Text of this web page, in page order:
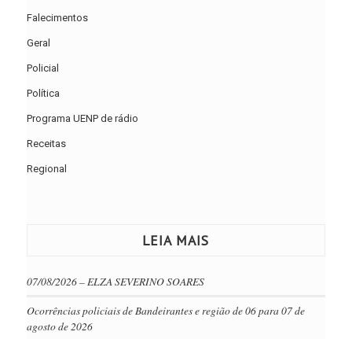
Falecimentos
Geral
Policial
Política
Programa UENP de rádio
Receitas
Regional
LEIA MAIS
07/08/2026 – ELZA SEVERINO SOARES
Ocorrências policiais de Bandeirantes e região de 06 para 07 de
agosto de 2026